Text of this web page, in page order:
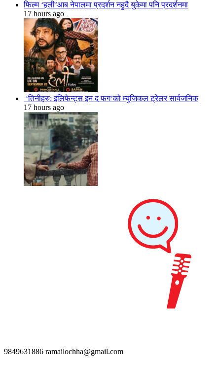
फिल्म ‘हली’आब नेपालमा प्रदर्शन नहुदै युकेमा पनि प्रदर्शनमा
17 hours ago
‘तिनीहरु: इलिफेन्ट्स इन द फग’को म्युजिकल ट्रेलर सार्वजनिक
17 hours ago
9849631886 ramailochha@gmail.com